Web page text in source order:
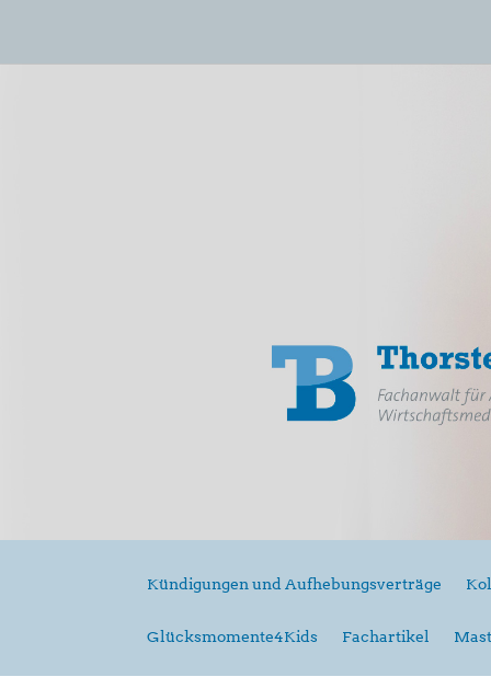
Kündigungen und Aufhebungsverträge
Glücksmomente4Kids Fachartikel